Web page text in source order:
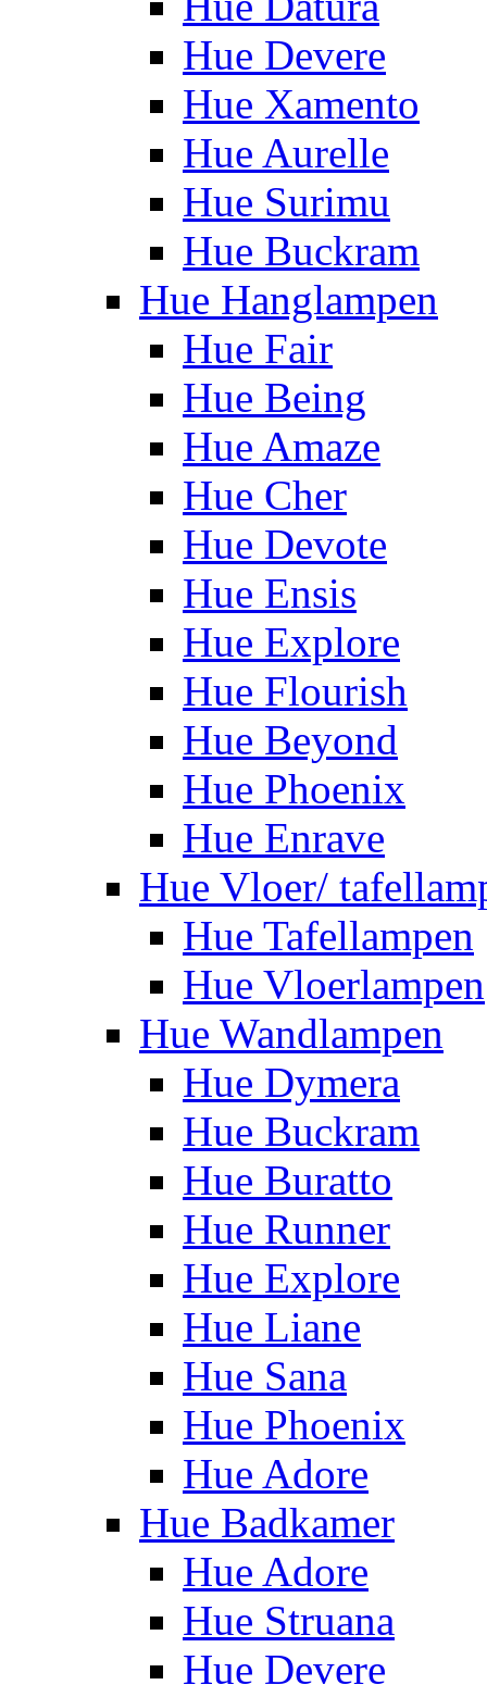
Hue Devere
Hue Xamento
Hue Aurelle
Hue Surimu
Hue Buckram
Hue Hanglampen
Hue Fair
Hue Being
Hue Amaze
Hue Cher
Hue Devote
Hue Ensis
Hue Explore
Hue Flourish
Hue Beyond
Hue Phoenix
Hue Enrave
Hue Vloer/
Hue Tafellampen
Hue Vloerlampen
Hue Wandlampen
Hue Dymera
Hue Buckram
Hue Buratto
Hue Runner
Hue Explore
Hue Liane
Hue Sana
Hue Phoenix
Hue Adore
Hue Badkamer
Hue Adore
Hue Struana
Hue Devere